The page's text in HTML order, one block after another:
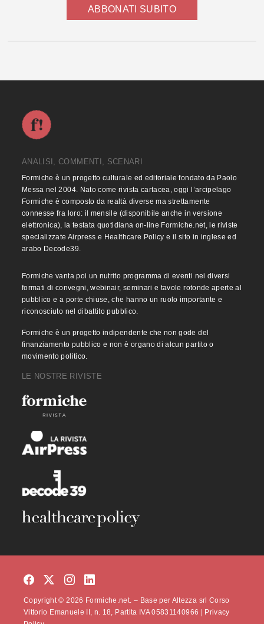
ABBONATI SUBITO
ANALISI, COMMENTI, SCENARI
Formiche è un progetto culturale ed editoriale fondato da Paolo
Messa nel 2004. Nato come rivista cartacea, oggi l’arcipelago
Formiche è composto da realtà diverse ma strettamente
connesse fra loro: il mensile (disponibile anche in versione
elettronica), la testata quotidiana on-line Formiche.net, le riviste
specializzate Airpress e Healthcare Policy e il sito in inglese ed
arabo Decode39.
Formiche vanta poi un nutrito programma di eventi nei diversi
formati di convegni, webinair, seminari e tavole rotonde aperte al
pubblico e a porte chiuse, che hanno un ruolo importante e
riconosciuto nel dibattito pubblico.
Formiche è un progetto indipendente che non gode del
finanziamento pubblico e non è organo di alcun partito o
movimento politico.
LE NOSTRE RIVISTE
Copyright © 2026 Formiche.net. – Base per Altezza srl Corso
Vittorio Emanuele II, n. 18, Partita IVA 05831140966 |
Privacy